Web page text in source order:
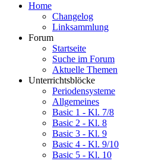
Home
Changelog
Linksammlung
Forum
Startseite
Suche im Forum
Aktuelle Themen
Unterrichtsblöcke
Periodensysteme
Allgemeines
Basic 1 - Kl. 7/8
Basic 2 - Kl. 8
Basic 3 - Kl. 9
Basic 4 - Kl. 9/10
Basic 5 - Kl. 10